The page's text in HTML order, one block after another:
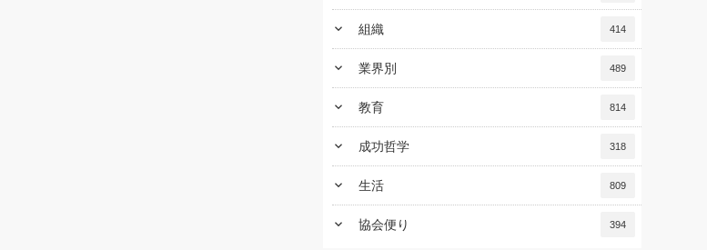
keyboard_arrow_down 組織 414
keyboard_arrow_down 業界別 489
keyboard_arrow_down 教育 814
keyboard_arrow_down 成功哲学 318
keyboard_arrow_down 生活 809
keyboard_arrow_down 協会便り 394